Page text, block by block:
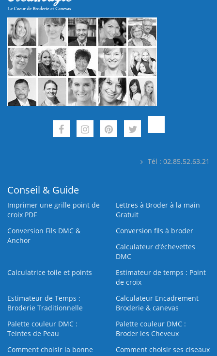
Tél : 02.85.52.63.21
Conseil & Guide
Imprimer une grille point de
croix PDF
Lettres à Broder à la main
Gratuit
Conversion Fils DMC &
Anchor
Conversion fils à broder
Calculateur d’échevettes
DMC
Calculatrice toile et points
Estimateur de temps : Point
de croix
Estimateur de Temps :
Broderie Traditionnelle
Calculateur Encadrement
Broderie & canevas
Palette couleur DMC :
Teintes de Peau
Palette couleur DMC :
Broder les Cheveux
Comment choisir la bonne
Comment choisir ses ciseaux